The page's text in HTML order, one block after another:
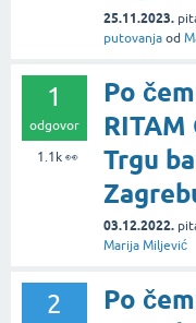
25.11.2023.
putovanja od
1
odgovor
1.1k👀
Po
RITAM
Trgu
03.12.2022.
Marija Miljević
2
Po